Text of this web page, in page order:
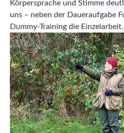
Körpersprache und Stimme
uns – neben der Daueraufgabe
Dummy-Training die Einzelarbeit.